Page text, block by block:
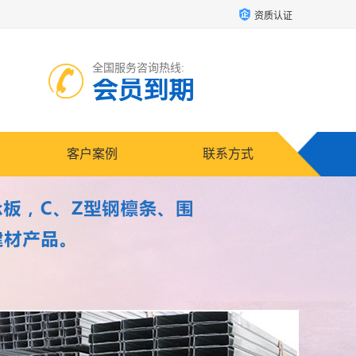
资质认证
全国服务咨询热线:
会员到期
客户案例 联系方式